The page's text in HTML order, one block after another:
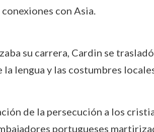
con Asia.
su carrera, Cardin se
lengua y las costumbres
de la persecución a los
portugueses